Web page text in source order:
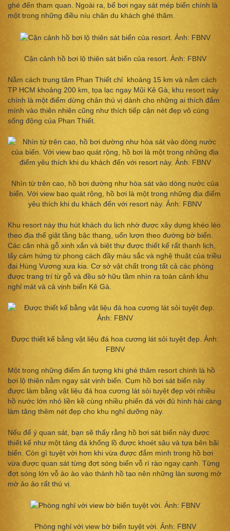
ghé đến tham quan. Ngoài ra, bể bơi ngay sát mép biển chính là
một trong những điều níu chân du khách ghé thăm.
Cận cảnh hồ bơi lộ thiên sát biển của resort. Ảnh: FBNV
Nằm cách trung tâm Phan Thiết chỉ khoảng 15 km và nằm cách
TP HCM khoảng 200 km, tọa lạc ngay Mũi Kê Gà, khu resort này
chính là một điểm dừng chân thú vị dành cho những ai thích đắm
mình vào thiên nhiên cũng như thích tiếp cận nét đẹp vô cùng
sống động của Phan Thiết.
Nhìn từ trên cao, hồ bơi dường như hòa sát vào dòng nước của
biển. Với view bao quát rộng, hồ bơi là một trong những địa điểm
yêu thích khi du khách đến với resort này. Ảnh: FBNV
Khu resort này thu hút khách du lịch nhờ được xây dựng khéo léo
theo địa thế giật tầng bậc thang, uốn lượn theo đường bờ biển.
Các căn nhà gỗ xinh xắn và biệt thự được thiết kế rất thanh lịch,
lấy cảm hứng từ phong cách đầy màu sắc và nghệ thuật của triều
đại Hùng Vương xưa kia. Cơ sở vật chất trong tất cả các phòng
được trang trí từ gỗ và đều sở hữu tầm nhìn ra toàn cảnh khu
nghỉ mát và cả vịnh biển Kê Gà.
Được thiết kế bằng vật liệu đá hoa cương lát sỏi tuyệt đẹp. Ảnh:
FBNV
Một trong những điểm ấn tượng khi ghé thăm resort chính là hồ
bơi lộ thiên nằm ngay sát vịnh biển. Cụm hồ bơi sát biển này
được làm bằng vật liệu đá hoa cương lát sỏi tuyệt đẹp với nhiều
hồ nước lớn nhỏ liền kề cùng nhiều phiến đá với đủ hình hài càng
làm tăng thêm nét đẹp cho khu nghỉ dưỡng này.
Nếu để ý quan sát, bạn sẽ thấy rằng hồ bơi sát biển này được
thiết kế như một tảng đá khổng lồ được khoét sâu và tựa bên bãi
biển. Còn gì tuyệt vời hơn khi vừa được đắm mình trong hồ bơi
vừa được quan sát từng đợt sóng biển vỗ rì rào ngay cạnh. Từng
đợt sóng lớn vỗ ào ào vào thành hồ tạo nên những làn sương mờ
mờ ảo ảo rất thú vị.
Phòng nghỉ với view bờ biển tuyệt vời. Ảnh: FBNV